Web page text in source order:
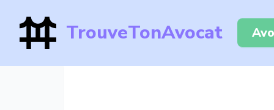
TrouveTonAvocat